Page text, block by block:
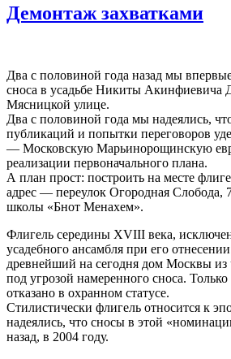
Демонтаж захватками
Два с половиной года назад мы
сноса в усадьбе Никиты Акинфиевича
Мясницкой улице.
Два с половиной года мы надеялись,
публикаций и попытки переговоров
— Московскую Марьинорощинскую
реализации первоначального плана.
А план прост: построить на месте
адрес — переулок Огородная Слобода,
школы «Бнот Менахем».
Флигель середины XVIII века,
усадебного ансамбля при его
древнейший на сегодня дом Москвы из
под угрозой намеренного сноса.
отказано в охранном статусе.
Стилистически флигель относится к
надеялись, что сносы в этой
назад, в 2004 году.